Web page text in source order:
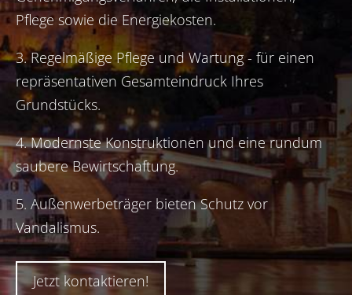
Pflege sowie die Energiekosten.
3. Regelmäßige Pflege und Wartung - für einen
repräsentativen Gesamteindruck Ihres
Grundstücks.
4. Modernste Konstruktionen und eine rundum
saubere Bewirtschaftung.
5. Außenwerbeträger bieten Schutz vor
Vandalismus.
Jetzt kontaktieren!